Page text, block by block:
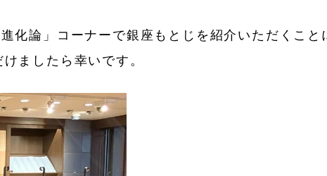
化論」コーナーで銀座もとじを紹介いただくこと
ましたら幸いです。